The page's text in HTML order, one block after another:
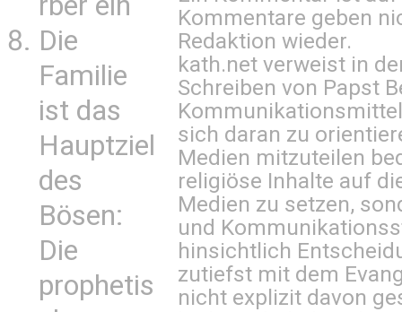
Die
Familie
ist das
Hauptziel
des
Bösen:
Die
prophetis
Kommentare geben
Redaktion wieder.
kath.net verweist in
Schreiben von Papst
sich daran zu
Medien mitzuteilen
religiöse Inhalte auf
Medien zu setzen,
und
hinsichtlich
zutiefst mit dem
nicht explizit davon